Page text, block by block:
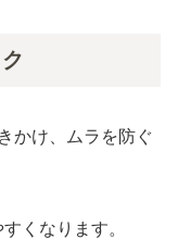
かけ、ムラを防ぐ
くなります。